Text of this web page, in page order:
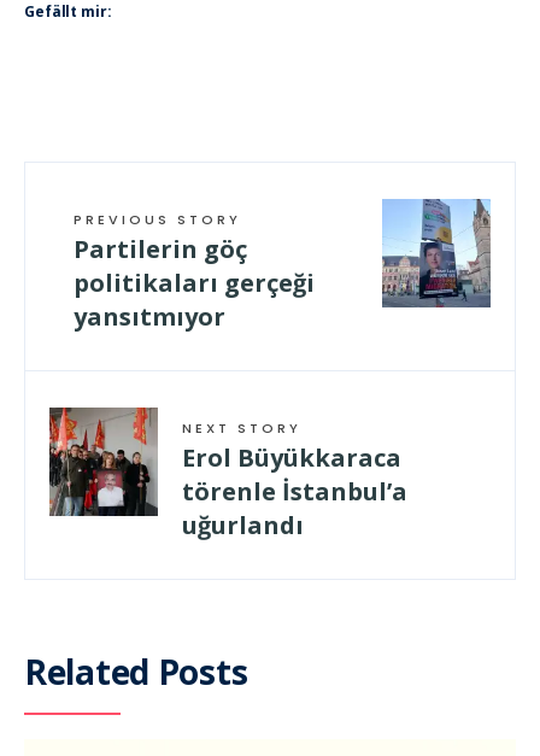
Gefällt mir:
PREVIOUS STORY
Partilerin göç
politikaları gerçeği
yansıtmıyor
NEXT STORY
Erol Büyükkaraca
törenle İstanbul’a
uğurlandı
Related Posts